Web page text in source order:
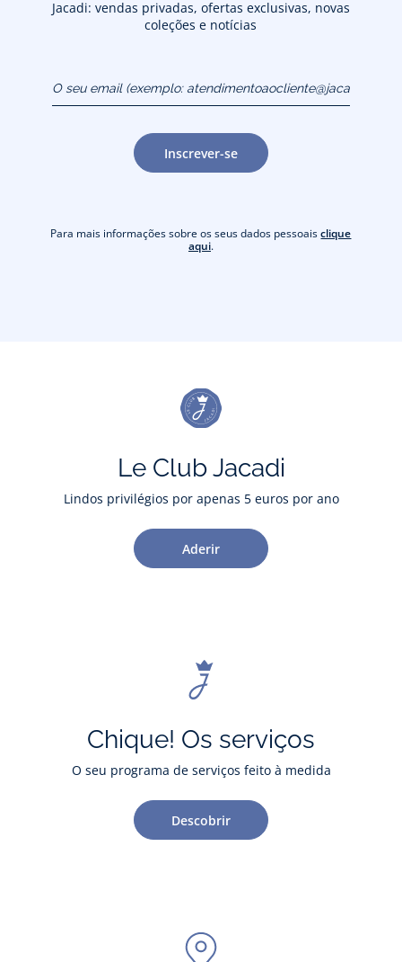
Jacadi: vendas privadas, ofertas exclusivas, novas
coleções e notícias
atendimentoaocliente@jacadi.pt)
Inscrever-se
Para mais informações sobre os seus dados pessoaisclique
aqui.
Le Club Jacadi
Lindos privilégios por apenas 5 euros por ano
Aderir
Chique! Os serviços
O seu programa de serviços feito à medida
Descobrir